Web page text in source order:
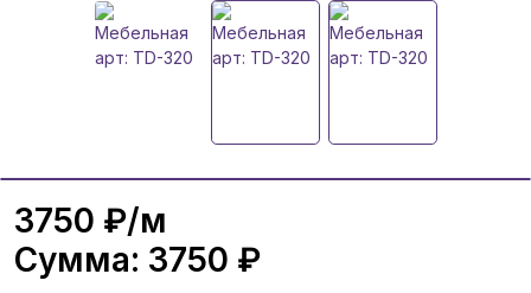
3750 ₽/м
Сумма: 3750 ₽